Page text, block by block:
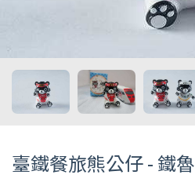
臺鐵餐旅熊公仔 - 鐵魯